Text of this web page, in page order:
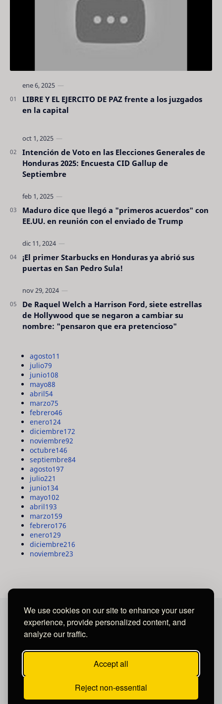
We use cookies on our site to enhance your user
experience, provide personalized content, and
analyze our traffic.
Accept all
Reject non-essential
LIBRE Y EL EJERCITO DE PAZ frente a los juzgados
en la capital
Intención de Voto en las Elecciones Generales de
Honduras 2025: Encuesta CID Gallup de
Septiembre
Maduro dice que llegó a "primeros acuerdos" con
EE.UU. en reunión con el enviado de Trump
¡El primer Starbucks en Honduras ya abrió sus
puertas en San Pedro Sula!
De Raquel Welch a Harrison Ford, siete estrellas
de Hollywood que se negaron a cambiar su
nombre: "pensaron que era pretencioso"
agosto11
julio79
junio108
mayo88
abril54
marzo75
febrero46
enero124
diciembre172
noviembre92
octubre146
septiembre84
agosto197
julio221
junio134
mayo102
abril193
marzo159
febrero176
enero129
diciembre216
noviembre23
MAYA MEDIA GROUP
Ubicados en Tegucigalpa - Honduras.